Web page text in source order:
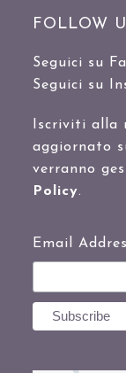
FOLLOW
Seguici su
Seguici su
Iscriviti alla
aggiornato
verranno
Policy.
Email